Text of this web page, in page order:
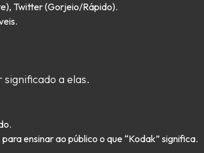
Twitter (Gorjeio/Rápido).
a elas.
ensinar ao público o que “Kodak” significa.